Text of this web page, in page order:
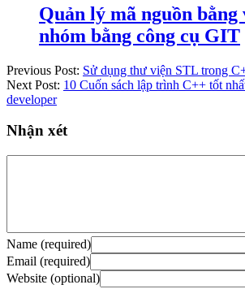
Quản lý mã nguồn bằng
nhóm bằng công cụ GIT
Previous Post: Sử dụng thư viện STL trong
Next Post: 10 Cuốn sách lập trình C++ tốt
developer
Nhận xét
Name (required)
Email (required)
Website (optional)